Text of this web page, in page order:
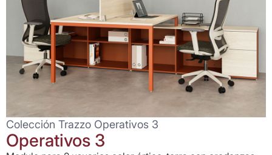
Colección Trazzo Operativos 3
Operativos 3